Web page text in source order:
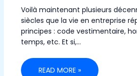
Voilà maintenant plusieurs
siècles que la vie en entreprise
principes : code vestimentaire,
temps, etc. Et si,…
READ MORE »